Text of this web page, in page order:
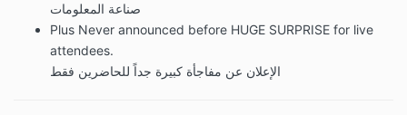
صناعة المعلومات
Plus Never announced before HUGE SURPRISE for live
attendees.
الإعلان عن مفاجأة كبيرة جداً للحاضرين فقط